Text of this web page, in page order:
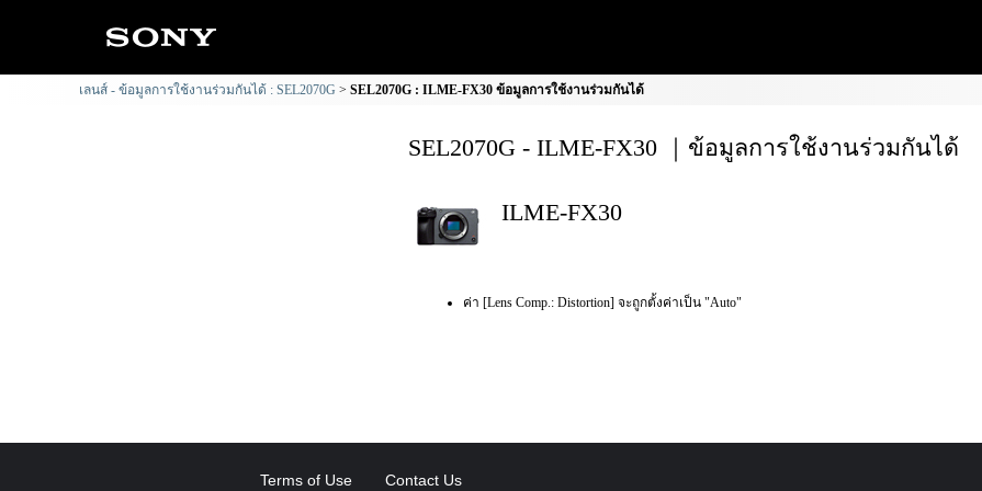
เลนส์ - ข้อมูลการใช้งานร่วมกันได้ : SEL2070G SEL2070G : ILME-FX30 ข้อมูลการใช้งานร่วมกันได้
SEL2070G - ILME-FX30 ｜ข้อมูลการใช้งานร่วมกันได้
ILME-FX30
ค่า [Lens Comp.: Distortion] จะถูกตั้งค่าเป็น "Auto"
Terms of Use Contact Us